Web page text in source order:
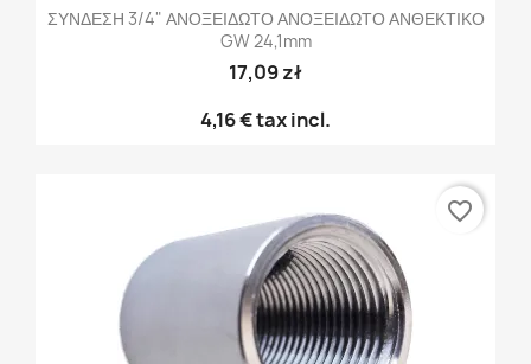
ΣΥΝΔΕΣΗ 3/4" ΑΝΟΞΕΙΔΩΤΟ ΑΝΟΞΕΙΔΩΤΟ ΑΝΘΕΚΤΙΚΟ
GW 24,1mm
17,09 zł
4,16 €tax incl.
favorite_border